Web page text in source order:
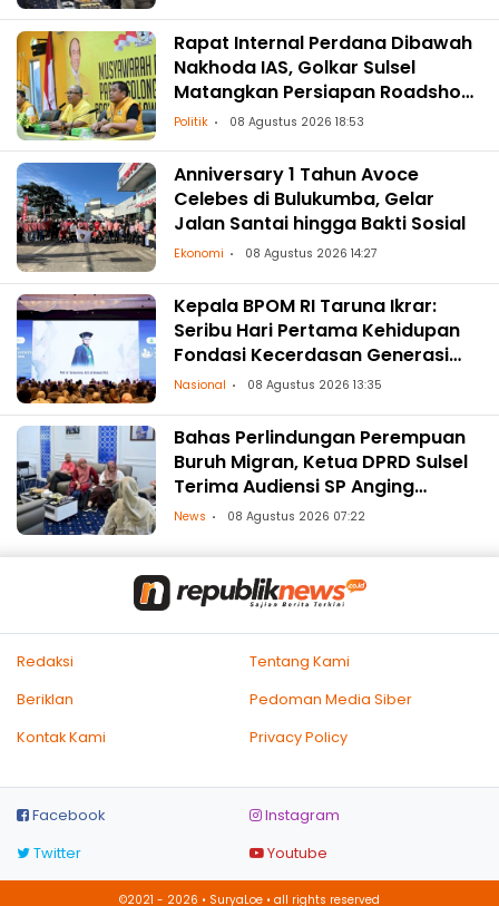
Rapat Internal Perdana Dibawah
Nakhoda IAS, Golkar Sulsel
Matangkan Persiapan Roadshow
ke Daerah
Politik 08 Agustus 2026 18:53
Anniversary 1 Tahun Avoce
Celebes di Bulukumba, Gelar
Jalan Santai hingga Bakti Sosial
Ekonomi 08 Agustus 2026 14:27
Kepala BPOM RI Taruna Ikrar:
Seribu Hari Pertama Kehidupan
Fondasi Kecerdasan Generasi
Masa Depan
Nasional 08 Agustus 2026 13:35
Bahas Perlindungan Perempuan
Buruh Migran, Ketua DPRD Sulsel
Terima Audiensi SP Anging
Mammiri
News 08 Agustus 2026 07:22
Redaksi
Tentang Kami
Beriklan
Pedoman Media Siber
Kontak Kami
Privacy Policy
Facebook
Instagram
Twitter
Youtube
©2021 - 2026 • SuryaLoe • all rights reserved